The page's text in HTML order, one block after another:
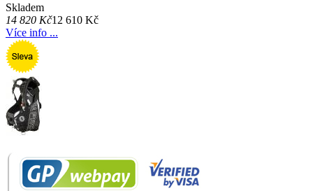
Skladem
14 820 Kč12 610 Kč
Více info ...